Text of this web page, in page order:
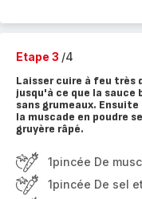
Etape 3 /4
Laisser cuire à feu très
jusqu'à ce que la
sans grumeaux.
la muscade en poudre
gruyère râpé.
1pincée De
1pincée De sel